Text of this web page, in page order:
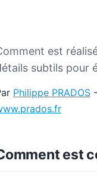
est
subtils pour
Philippe PRADOS
est